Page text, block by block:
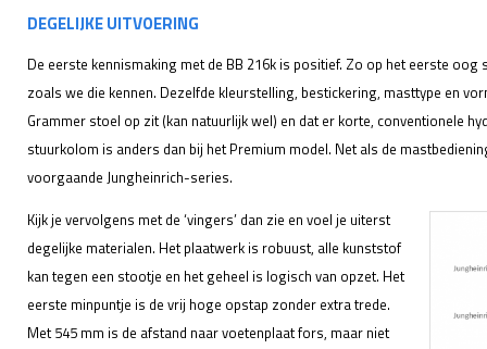
DEGELIJKE UITVOERING
De eerste kennismaking met de BB 216k is positief. Zo op het eerste
zoals we die kennen. Dezelfde kleurstelling, bestickering, masttype en
Grammer stoel op zit (kan natuurlijk wel) en dat er korte, conventionele
stuurkolom is anders dan bij het Premium model. Net als de
voorgaande Jungheinrich-series.
Kijk je vervolgens met de ‘vingers’ dan zie en voel je uiterst
degelijke materialen. Het plaatwerk is robuust, alle kunststof
kan tegen een stootje en het geheel is logisch van opzet. Het
eerste minpuntje is de vrij hoge opstap zonder extra trede.
Met 545 mm is de afstand naar voetenplaat fors, maar niet